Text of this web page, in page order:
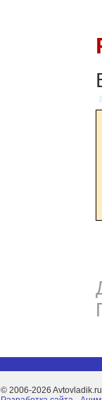
© 2006-2026 Avtovladik.ru